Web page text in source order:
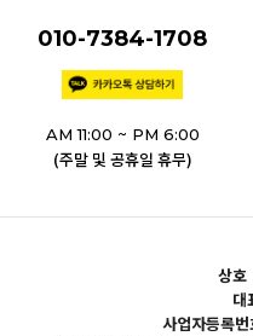
010-7384-1708
AM 11:00 ~ PM 6:00
(주말 및 공휴일 휴무)
상호
대
사업자등록